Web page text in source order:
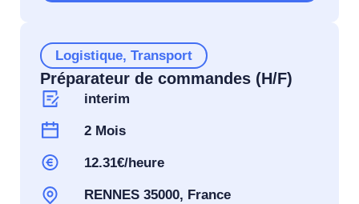
Logistique, Transport
Préparateur de commandes (H/F)
interim
2 Mois
12.31€/heure
RENNES 35000, France